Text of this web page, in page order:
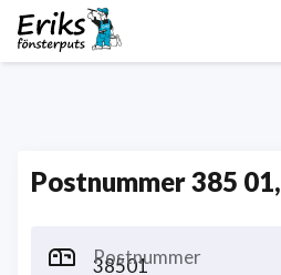
Postnummer 385 01,
Postnummer